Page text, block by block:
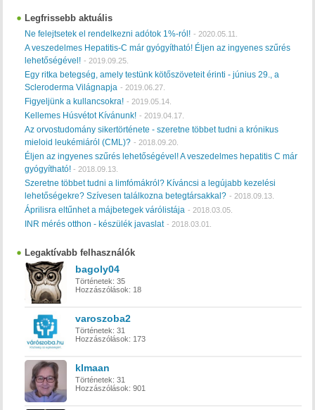
Legfrissebb aktuális
Ne felejtsetek el rendelkezni adótok 1%-ról! - 2020.05.11.
A veszedelmes Hepatitis-C már gyógyítható! Éljen az ingyenes szűrés
lehetőségével! - 2019.09.25.
Egy ritka betegség, amely testünk kötőszöveteit érinti - június 29., a
Scleroderma Világnapja - 2019.06.27.
Figyeljünk a kullancsokra! - 2019.05.14.
Kellemes Húsvétot Kívánunk! - 2019.04.17.
Az orvostudomány sikertörténete - szeretne többet tudni a krónikus
mieloid leukémiáról (CML)? - 2018.09.20.
Éljen az ingyenes szűrés lehetőségével! A veszedelmes hepatitis C már
gyógyítható!- 2018.09.13.
Szeretne többet tudni a limfómákról? Kíváncsi a legújabb kezelési
lehetőségekre? Szívesen találkozna betegtársakkal? - 2018.09.13.
Áprilisra eltűnhet a májbetegek várólistája - 2018.03.05.
INR mérés otthon - készülék javaslat - 2018.03.01.
Legaktívabb felhasználók
bagoly04
Történetek: 35
Hozzászólások: 18
varoszoba2
Történetek: 31
Hozzászólások: 173
klmaan
Történetek: 31
Hozzászólások: 901